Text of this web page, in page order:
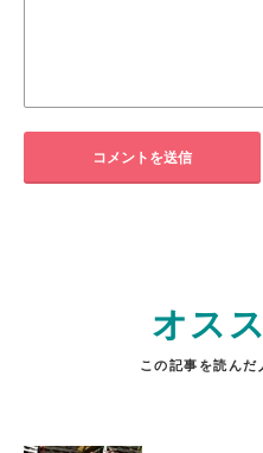
オス
この記事を読んだ